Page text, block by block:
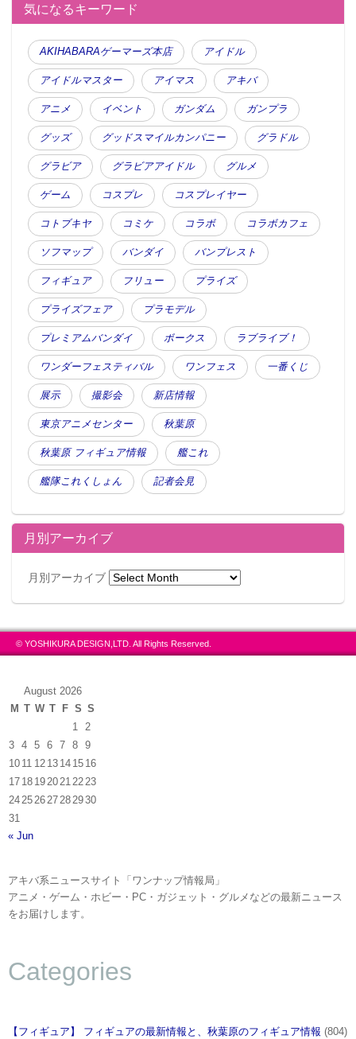
気になるキーワード
AKIHABARAゲーマーズ本店 アイドル
アイドルマスター アイマス アキバ
アニメ イベント ガンダム ガンプラ
グッズ グッドスマイルカンパニー グラドル
グラビア グラビアアイドル グルメ
ゲーム コスプレ コスプレイヤー
コトブキヤ コミケ コラボ コラボカフェ
ソフマップ バンダイ バンプレスト
フィギュア フリュー プライズ
プライズフェア プラモデル
プレミアムバンダイ ボークス ラブライブ！
ワンダーフェスティバル ワンフェス 一番くじ
展示 撮影会 新店情報
東京アニメセンター 秋葉原
秋葉原 フィギュア情報 艦これ
艦隊これくしょん 記者会見
月別アーカイブ
月別アーカイブ
© YOSHIKURA DESIGN,LTD. All Rights Reserved.
August 2026
M T W T F S S
1
2
3
4 5 6 7 8
9
10 11 12 13 14 15 16
17 18 19 20 21 22 23
24 25 26 27 28 2930
31
« Jun
アキバ系ニュースサイト「ワンナップ情報局」
アニメ・ゲーム・ホビー・PC・ガジェット・グルメなどの最新ニュース
をお届けします。
Categories
【フィギュア】 フィギュアの最新情報と、秋葉原のフィギュア情報 (804)